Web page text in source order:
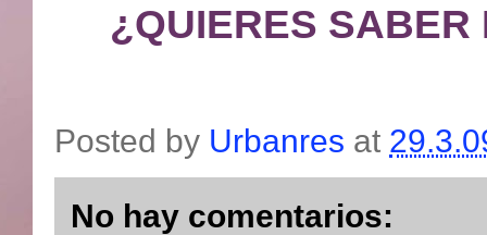
¿QUIERES SABER
Posted by Urbanres at
No hay comentarios: